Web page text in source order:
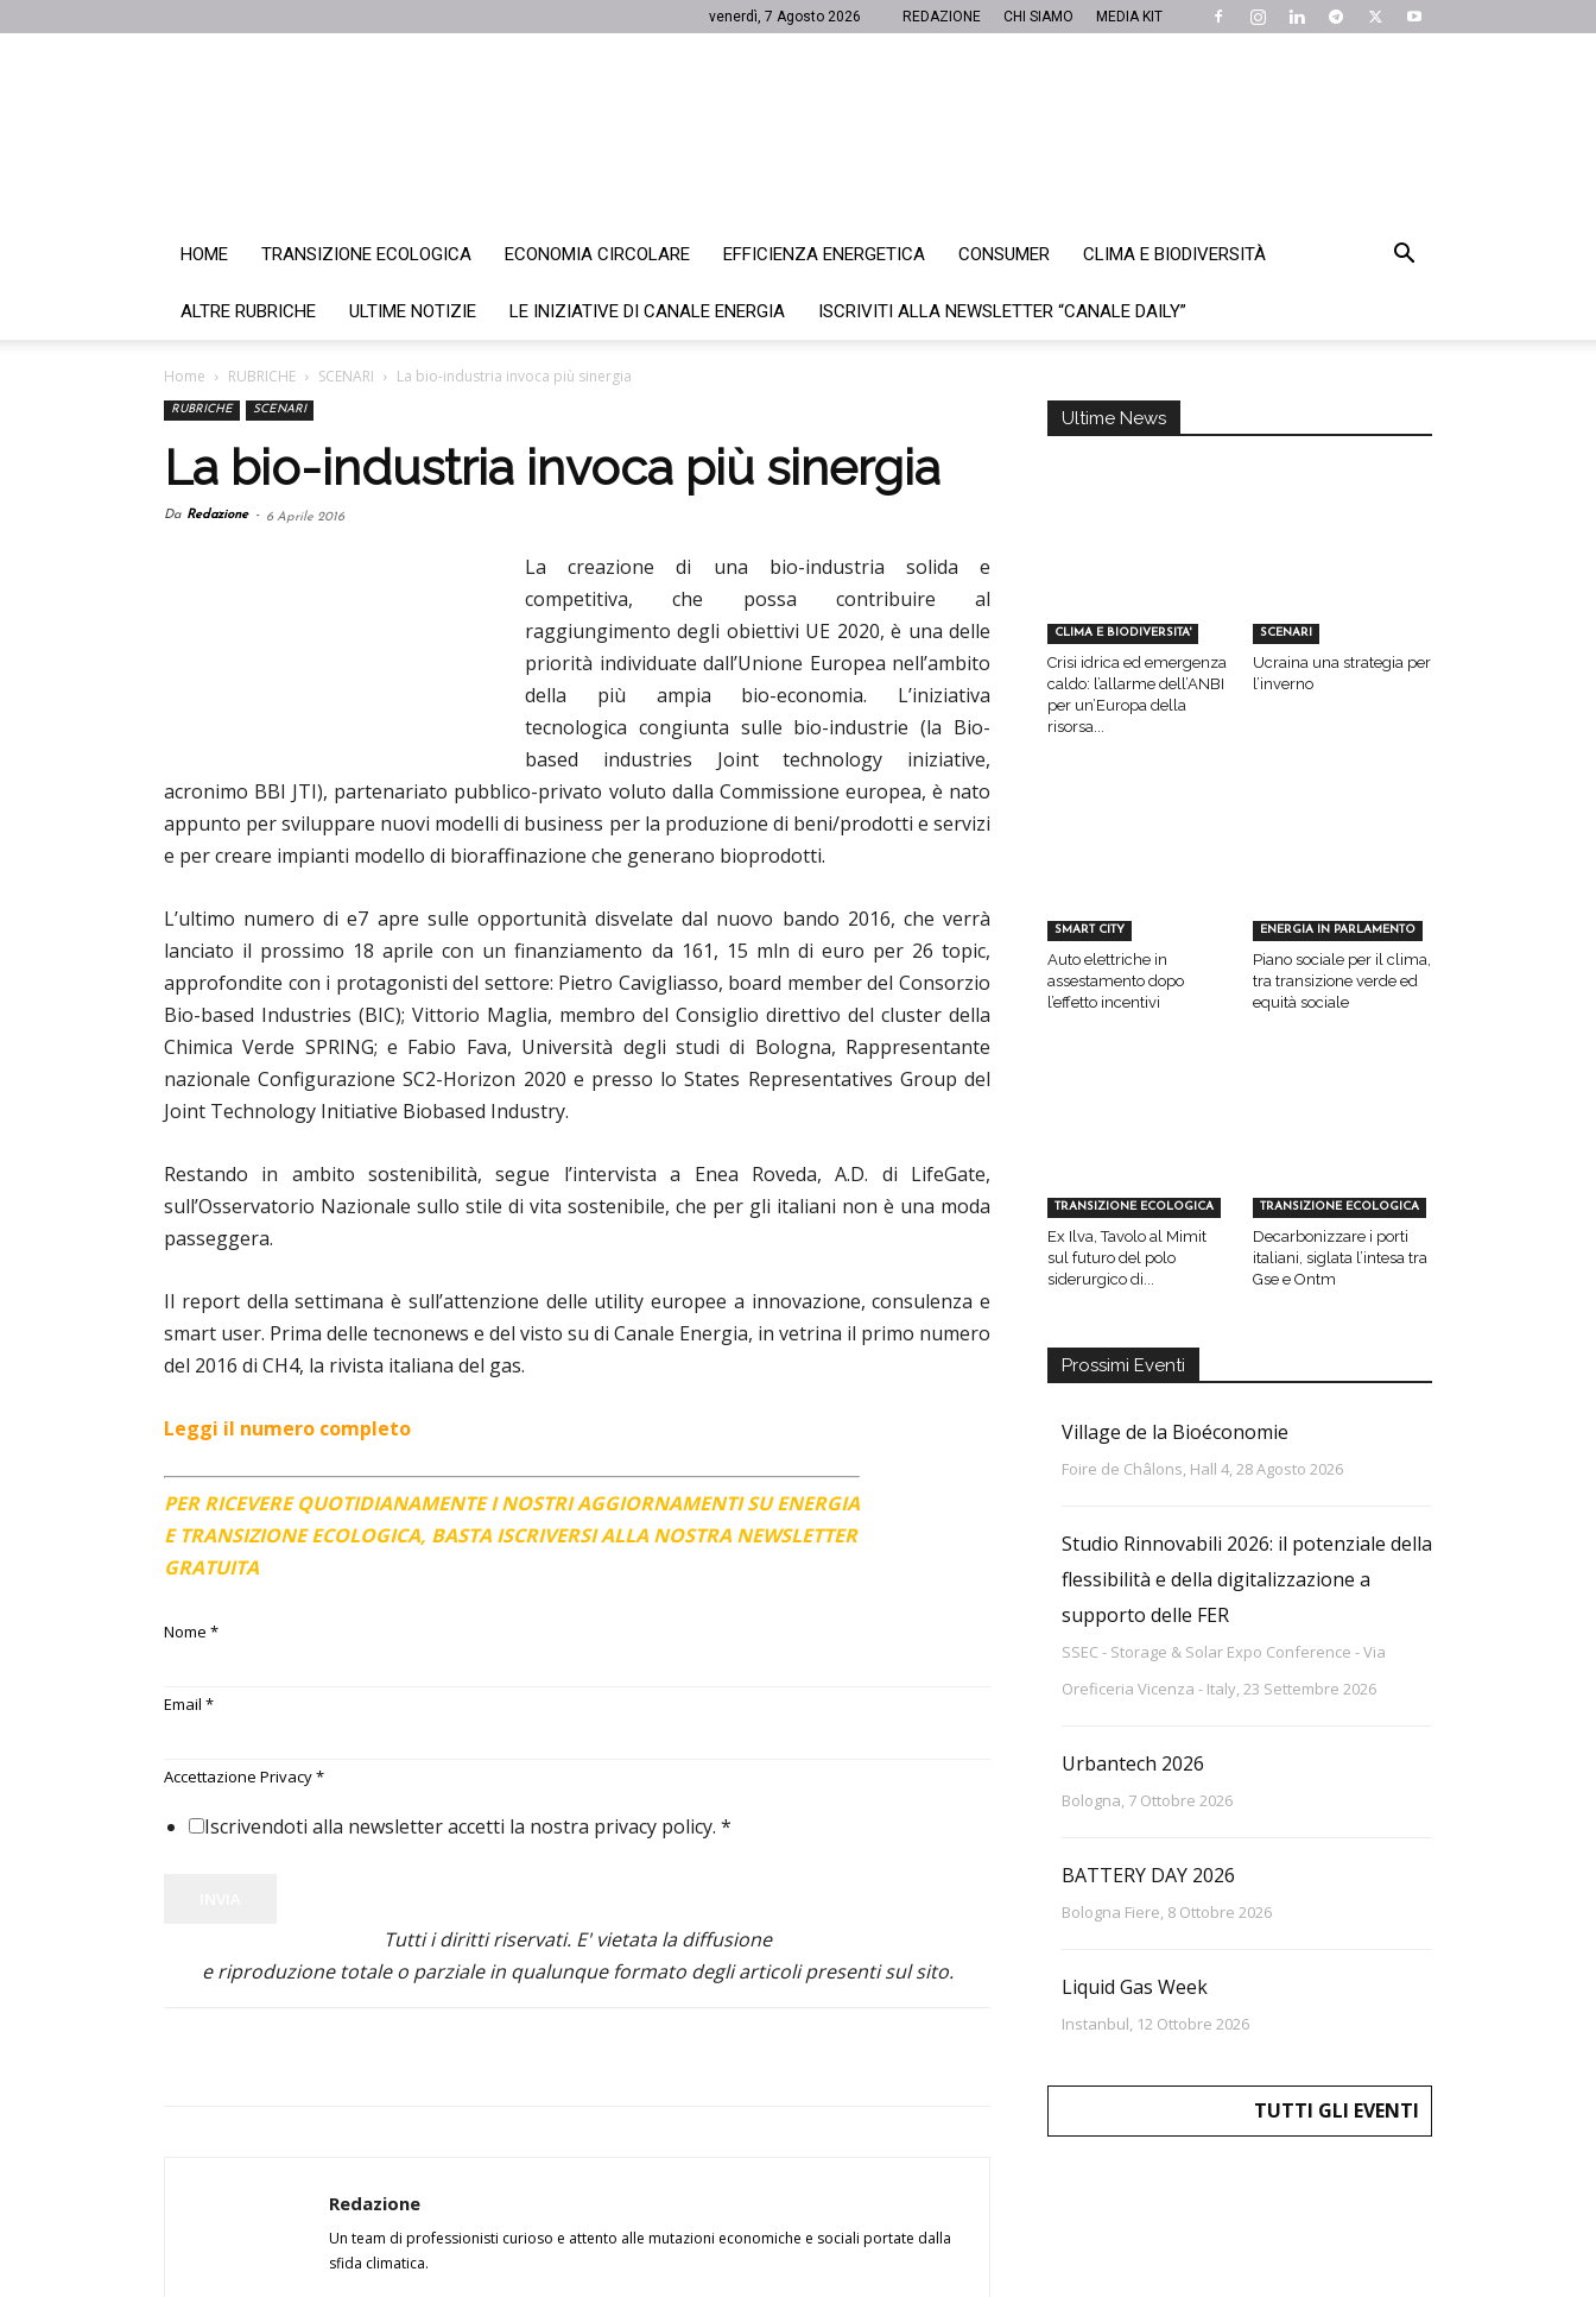
venerdì, 7 Agosto 2026 REDAZIONE CHI SIAMO MEDIA KIT
HOME TRANSIZIONE ECOLOGICA ECONOMIA CIRCOLARE EFFICIENZA ENERGETICA CONSUMER CLIMA E BIODIVERSITÀ
ALTRE RUBRICHE ULTIME NOTIZIE LE INIZIATIVE DI CANALE ENERGIA ISCRIVITI ALLA NEWSLETTER “CANALE DAILY”
Home RUBRICHE SCENARI La bio-industria invoca più sinergia
RUBRICHE SCENARI
La bio-industria invoca più sinergia
Da Redazione - 6 Aprile 2016
La creazione di una bio-industria solida e
competitiva, che possa contribuire al
raggiungimento degli obiettivi UE 2020, è una delle
priorità individuate dall’Unione Europea nell’ambito
della più ampia bio-economia. L’iniziativa
tecnologica congiunta sulle bio-industrie (la Bio-
based industries Joint technology iniziative,
acronimo BBI JTI), partenariato pubblico-privato voluto dalla Commissione europea, è nato
appunto per sviluppare nuovi modelli di business per la produzione di beni/prodotti e servizi
e per creare impianti modello di bioraffinazione che generano bioprodotti.
L’ultimo numero di e7 apre sulle opportunità disvelate dal nuovo bando 2016, che verrà
lanciato il prossimo 18 aprile con un finanziamento da 161, 15 mln di euro per 26 topic,
approfondite con i protagonisti del settore: Pietro Cavigliasso, board member del Consorzio
Bio-based Industries (BIC); Vittorio Maglia, membro del Consiglio direttivo del cluster della
Chimica Verde SPRING; e Fabio Fava, Università degli studi di Bologna, Rappresentante
nazionale Configurazione SC2-Horizon 2020 e presso lo States Representatives Group del
Joint Technology Initiative Biobased Industry.
Restando in ambito sostenibilità, segue l’intervista a Enea Roveda, A.D. di LifeGate,
sull’Osservatorio Nazionale sullo stile di vita sostenibile, che per gli italiani non è una moda
passeggera.
Il report della settimana è sull’attenzione delle utility europee a innovazione, consulenza e
smart user. Prima delle tecnonews e del visto su di Canale Energia, in vetrina il primo numero
del 2016 di CH4, la rivista italiana del gas.
Leggi il numero completo
PER RICEVERE QUOTIDIANAMENTE I NOSTRI AGGIORNAMENTI SU ENERGIA
E TRANSIZIONE ECOLOGICA, BASTA ISCRIVERSI ALLA NOSTRA NEWSLETTER
GRATUITA
Nome *
Email *
Accettazione Privacy*
Iscrivendoti alla newsletter accetti la nostra privacy policy. *
Tutti i diritti riservati. E' vietata la diffusione
e riproduzione totale o parziale in qualunque formato degli articoli presenti sul sito.
Redazione
Un team di professionisti curioso e attento alle mutazioni economiche e sociali portate dalla
sfida climatica.
Ultime News
CLIMA E BIODIVERSITA'
Crisi idrica ed emergenza
caldo: l’allarme dell’ANBI
per un’Europa della
risorsa...
SCENARI
Ucraina una strategia per
l’inverno
SMART CITY
Auto elettriche in
assestamento dopo
l’effetto incentivi
ENERGIA IN PARLAMENTO
Piano sociale per il clima,
tra transizione verde ed
equità sociale
TRANSIZIONE ECOLOGICA
Ex Ilva, Tavolo al Mimit
sul futuro del polo
siderurgico di...
TRANSIZIONE ECOLOGICA
Decarbonizzare i porti
italiani, siglata l’intesa tra
Gse e Ontm
Prossimi Eventi
Village de la Bioéconomie
Foire de Châlons, Hall 4, 28 Agosto 2026
Studio Rinnovabili 2026: il potenziale della
flessibilità e della digitalizzazione a
supporto delle FER
SSEC - Storage & Solar Expo Conference - Via
Oreficeria Vicenza - Italy, 23 Settembre 2026
Urbantech 2026
Bologna, 7 Ottobre 2026
BATTERY DAY 2026
Bologna Fiere, 8 Ottobre 2026
Liquid Gas Week
Instanbul, 12 Ottobre 2026
TUTTI GLI EVENTI